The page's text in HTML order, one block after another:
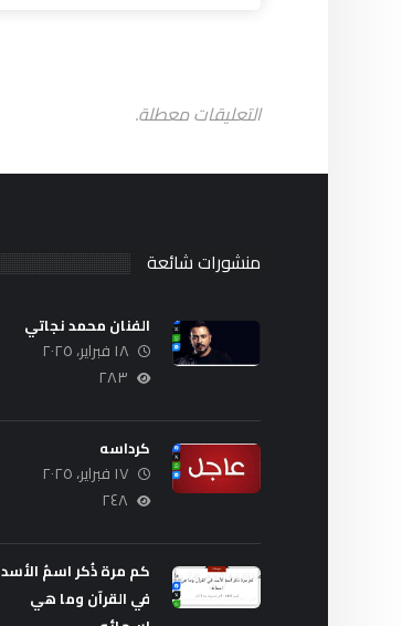
التعليقات معطلة.
منشورات شائعة
الفنان محمد نجاتي
١٨ فبراير، ٢٠٢٥
٢٨٣
كرداسه
١٧ فبراير، ٢٠٢٥
٢٤٨
كم مرة ذُكر اسمُ الأسد
في القرآن وما هي